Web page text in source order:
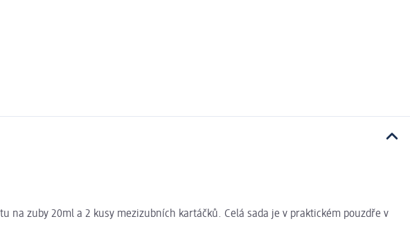
na zuby 20ml a 2 kusy mezizubních kartáčků. Celá sada je v praktickém pouzdře v